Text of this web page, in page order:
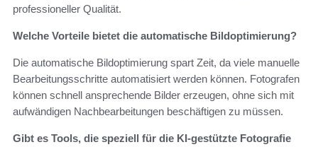
professioneller Qualität.
Welche Vorteile bietet die automatische Bildoptimierung?
Die automatische Bildoptimierung spart Zeit, da viele manuelle
Bearbeitungsschritte automatisiert werden können. Fotografen
können schnell ansprechende Bilder erzeugen, ohne sich mit
aufwändigen Nachbearbeitungen beschäftigen zu müssen.
Gibt es Tools, die speziell für die KI-gestützte Fotografie